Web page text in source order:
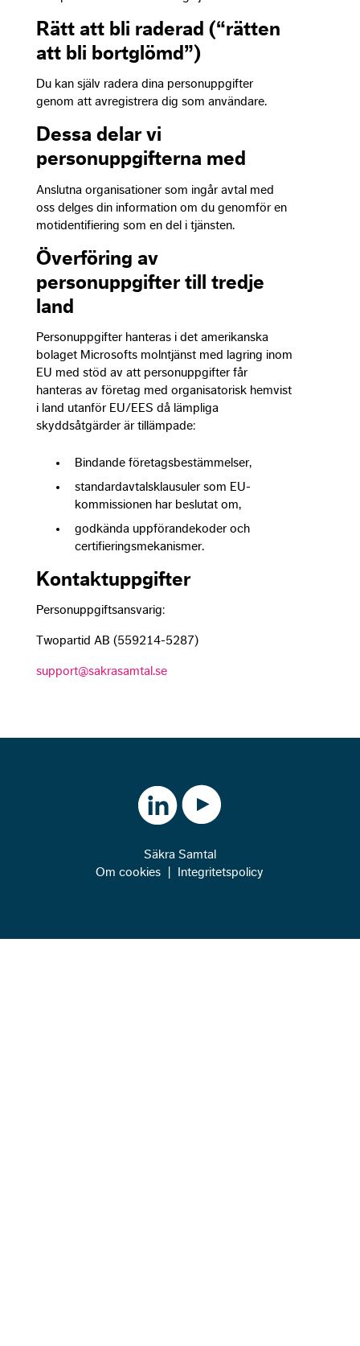
Rätt att bli raderad (“rätten
att bli bortglömd”)
Du kan själv radera dina personuppgifter
genom att avregistrera dig som användare.
Dessa delar vi
personuppgifterna med
Anslutna organisationer som ingår avtal med
oss delges din information om du genomför en
motidentifiering som en del i tjänsten.
Överföring av
personuppgifter till tredje
land
Personuppgifter hanteras i det amerikanska
bolaget Microsofts molntjänst med lagring inom
EU med stöd av att personuppgifter får
hanteras av företag med organisatorisk hemvist
i land utanför EU/EES då lämpliga
skyddsåtgärder är tillämpade:
Bindande företagsbestämmelser,
standardavtalsklausuler som EU-
kommissionen har beslutat om,
godkända uppförandekoder och
certifieringsmekanismer.
Kontaktuppgifter
Personuppgiftsansvarig:
Twopartid AB (559214-5287)
support@sakrasamtal.se
Säkra Samtal
Om cookies
Integritetspolicy